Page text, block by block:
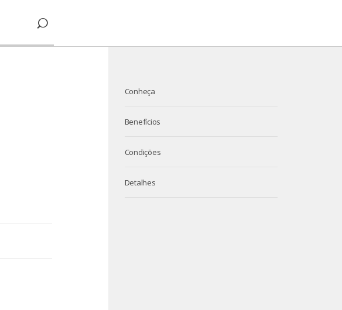
Conheça
Benefícios
Condições
Detalhes